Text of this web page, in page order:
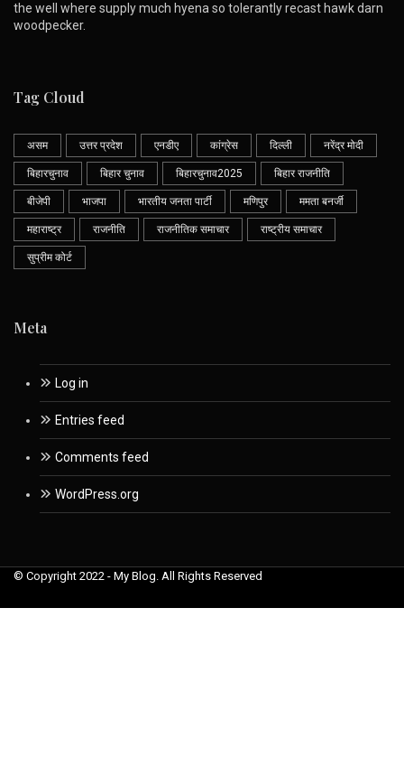
the well where supply much hyena so tolerantly recast hawk darn
woodpecker.
Tag Cloud
असम उत्तर प्रदेश एनडीए कांग्रेस दिल्ली नरेंद्र मोदी
बिहारचुनाव बिहार चुनाव बिहारचुनाव2025 बिहार राजनीति
बीजेपी भाजपा भारतीय जनता पार्टी मणिपुर ममता बनर्जी
महाराष्ट्र राजनीति राजनीतिक समाचार राष्ट्रीय समाचार
सुप्रीम कोर्ट
Meta
Log in
Entries feed
Comments feed
WordPress.org
© Copyright 2022 - My Blog. All Rights Reserved